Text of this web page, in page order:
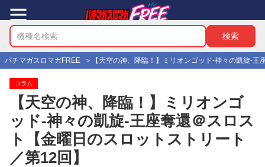
パチマガスロマガFREE 【天空の神、降臨！】ミリオンゴッド-神々の凱旋-
コラム
【天空の神、降臨！】ミリオンゴ
ッド-神々の凱旋-王座奪還＠スロス
ト【金曜日のスロットストリート
／第12回】